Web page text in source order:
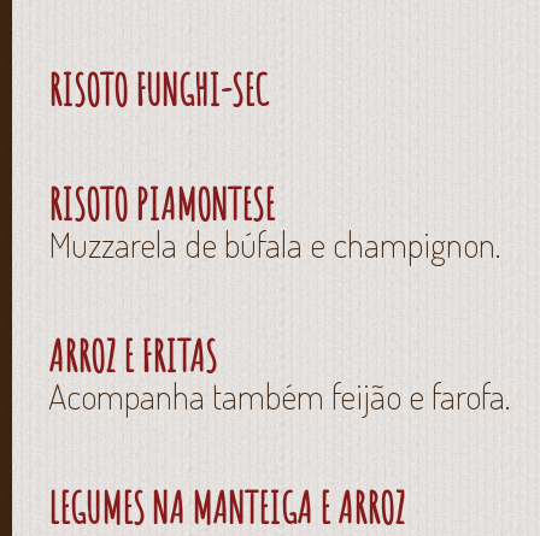
RISOTO FUNGHI-SEC
RISOTO PIAMONTESE
Muzzarela de búfala e champignon.
ARROZ E FRITAS
Acompanha também feijão e farofa.
LEGUMES NA MANTEIGA E ARROZ